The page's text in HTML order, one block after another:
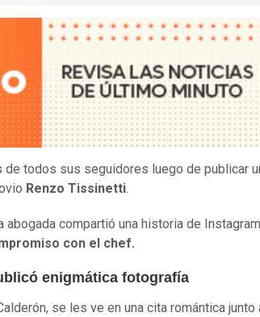
de todos sus seguidores luego de publicar
Renzo Tissinetti.
compartió una historia de Instagram
con el chef.
enigmática fotografía
se les ve en una cita romántica junto